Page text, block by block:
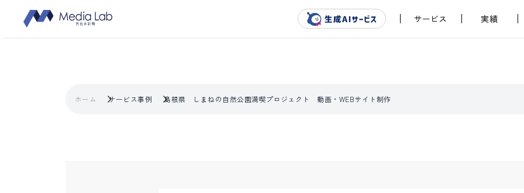
サービス 実績
ホーム サービス事例 島根県 しまねの自然公園満喫プロジェクト 動画・WEBサイト制作